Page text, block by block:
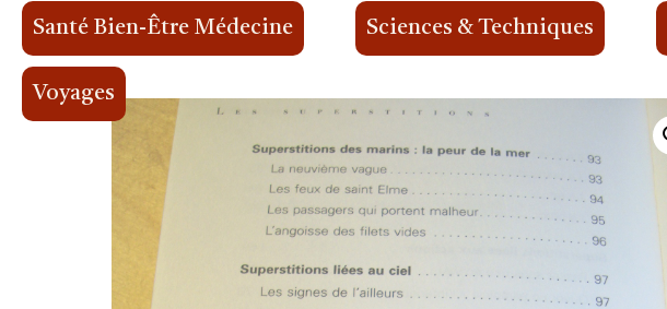
Santé Bien-Être Médecine Sciences & Techniques
Voyages